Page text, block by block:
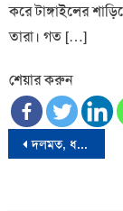
করে টাঙ্গাইলের
তারা। গত […]
শেয়ার করুন
Post
দলমত, ধর্ম, বর্ণ নির্বিশেষে সকলের এ দেশ- মুফতী ফয়জুল করীম